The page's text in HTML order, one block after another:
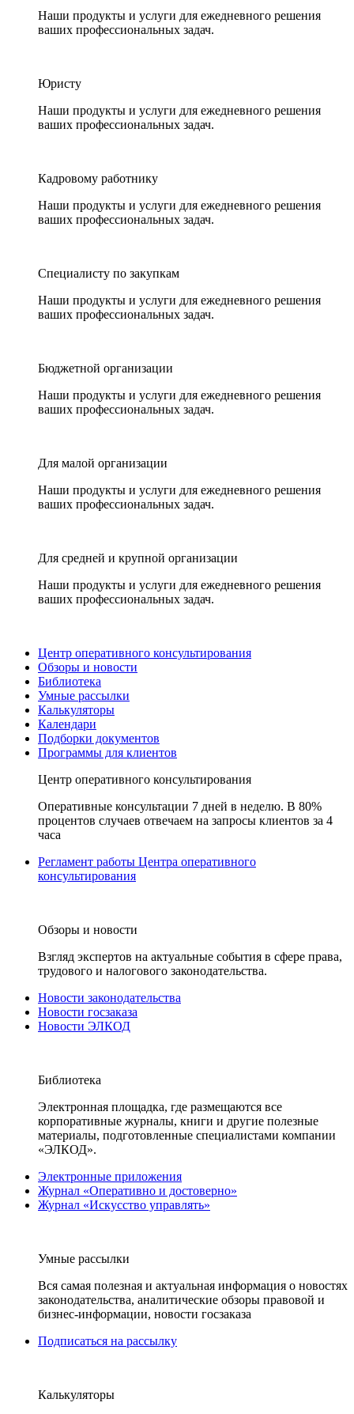
Наши продукты и услуги для ежедневного решения
ваших профессиональных задач.
Юристу
Наши продукты и услуги для ежедневного решения
ваших профессиональных задач.
Кадровому работнику
Наши продукты и услуги для ежедневного решения
ваших профессиональных задач.
Специалисту по закупкам
Наши продукты и услуги для ежедневного решения
ваших профессиональных задач.
Бюджетной организации
Наши продукты и услуги для ежедневного решения
ваших профессиональных задач.
Для малой организации
Наши продукты и услуги для ежедневного решения
ваших профессиональных задач.
Для средней и крупной организации
Наши продукты и услуги для ежедневного решения
ваших профессиональных задач.
Центр оперативного консультирования
Обзоры и новости
Библиотека
Умные рассылки
Калькуляторы
Календари
Подборки документов
Программы для клиентов
Центр оперативного консультирования
Оперативные консультации 7 дней в неделю. В 80%
процентов случаев отвечаем на запросы клиентов за 4
часа
Регламент работы Центра оперативного
консультирования
Обзоры и новости
Взгляд экспертов на актуальные события в сфере права,
трудового и налогового законодательства.
Новости законодательства
Новости госзаказа
Новости ЭЛКОД
Библиотека
Электронная площадка, где размещаются все
корпоративные журналы, книги и другие полезные
материалы, подготовленные специалистами компании
«ЭЛКОД».
Электронные приложения
Журнал «Оперативно и достоверно»
Журнал «Искусство управлять»
Умные рассылки
Вся самая полезная и актуальная информация о новостях
законодательства, аналитические обзоры правовой и
бизнес-информации, новости госзаказа
Подписаться на рассылку
Калькуляторы